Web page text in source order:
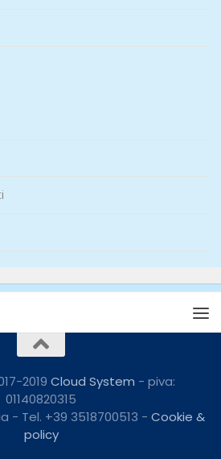
2019 Cloud System - piva:
01140820315
- Tel. +39 3518700513 - Cookie &
policy